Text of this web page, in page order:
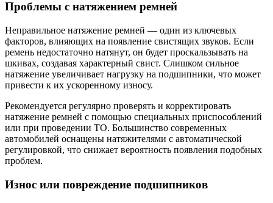
Проблемы с натяжением ремней
Неправильное натяжение ремней — один из ключевых
факторов, влияющих на появление свистящих звуков. Если
ремень недостаточно натянут, он будет проскальзывать на
шкивах, создавая характерный свист. Слишком сильное
натяжение увеличивает нагрузку на подшипники, что может
привести к их ускоренному износу.
Рекомендуется регулярно проверять и корректировать
натяжение ремней с помощью специальных приспособлений
или при проведении ТО. Большинство современных
автомобилей оснащены натяжителями с автоматической
регулировкой, что снижает вероятность появления подобных
проблем.
Износ или повреждение подшипников